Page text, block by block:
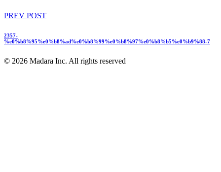
PREV POST
2357-
%e0%b8%95%e0%b8%ad%e0%b8%99%e0%b8%97%e0%b8%b5%e0%b9%88-7
© 2026 Madara Inc. All rights reserved